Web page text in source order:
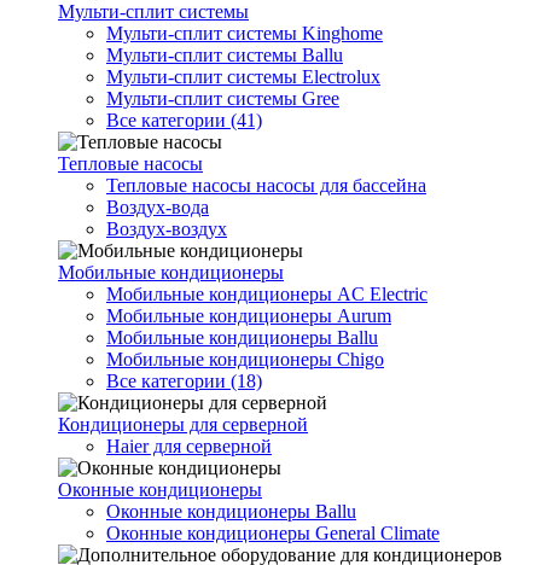
Мульти-сплит системы
Мульти-сплит системы Kinghome
Мульти-сплит системы Ballu
Мульти-сплит системы Electrolux
Мульти-сплит системы Gree
Все категории (41)
Тепловые насосы
Тепловые насосы насосы для бассейна
Воздух-вода
Воздух-воздух
Мобильные кондиционеры
Мобильные кондиционеры AC Electric
Мобильные кондиционеры Aurum
Мобильные кондиционеры Ballu
Мобильные кондиционеры Chigo
Все категории (18)
Кондиционеры для серверной
Haier для серверной
Оконные кондиционеры
Оконные кондиционеры Ballu
Оконные кондиционеры General Climate